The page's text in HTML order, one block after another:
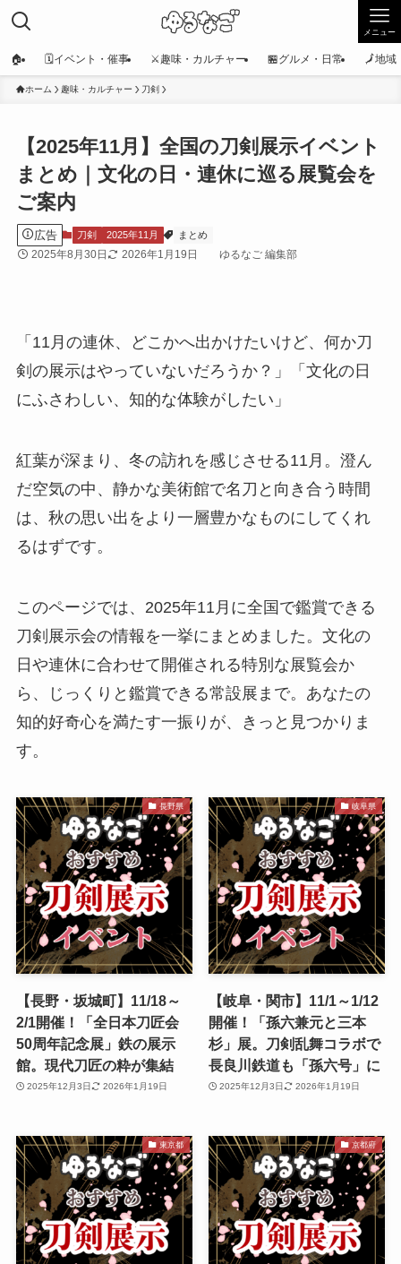
メニュー
🏠 🗓️イベント・催事 ⚔️趣味・カルチャー 🏪グルメ・日常 🗾地域
ホーム 趣味・カルチャー 刀剣
【2025年11月】全国の刀剣展示イベント
まとめ｜文化の日・連休に巡る展覧会を
ご案内
広告 刀剣 2025年11月 まとめ
2025年8月30日 2026年1月19日 ゆるなご 編集部
「11月の連休、どこかへ出かけたいけど、何か刀
剣の展示はやっていないだろうか？」「文化の日
にふさわしい、知的な体験がしたい」
紅葉が深まり、冬の訪れを感じさせる11月。澄ん
だ空気の中、静かな美術館で名刀と向き合う時間
は、秋の思い出をより一層豊かなものにしてくれ
るはずです。
このページでは、2025年11月に全国で鑑賞できる
刀剣展示会の情報を一挙にまとめました。文化の
日や連休に合わせて開催される特別な展覧会か
ら、じっくりと鑑賞できる常設展まで。あなたの
知的好奇心を満たす一振りが、きっと見つかりま
す。
長野県
【長野・坂城町】11/18～
2/1開催！「全日本刀匠会
50周年記念展」鉄の展示
館。現代刀匠の粋が集結
2025年12月3日 2026年1月19日
岐阜県
【岐阜・関市】11/1～1/12
開催！「孫六兼元と三本
杉」展。刀剣乱舞コラボで
長良川鉄道も「孫六号」に
2025年12月3日 2026年1月19日
東京都 京都府